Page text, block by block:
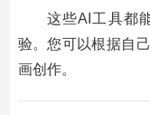
这些AI工具都
验。您可以根据自
画创作。